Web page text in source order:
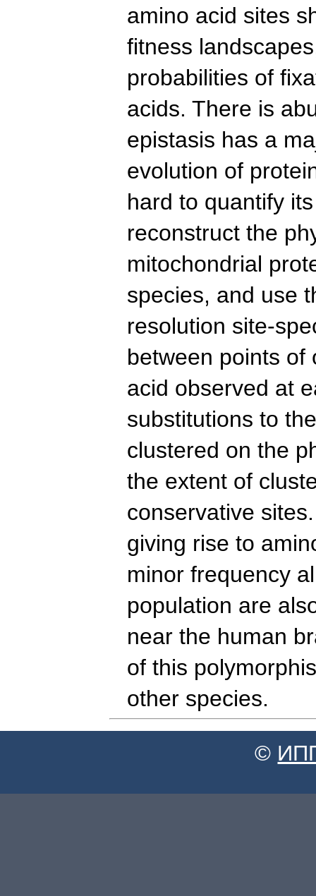
amino acid sites
fitness
probabilities of
acids. There is
epistasis has a
evolution of
hard to quantify
reconstruct the
mitochondrial
species, and use
resolution site-
between points of
acid observed at
substitutions to
clustered on the
the extent of
conservative
giving rise to
minor frequency
population are
near the human
of this
other species.
©